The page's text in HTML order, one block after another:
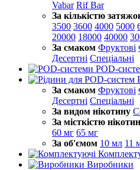
Vabar Rif Bar
За кількістю
3500 3600 4000 5000
20000 18000 40000
За смаком Фруктові
Десертні Спеціальні
POD-
За смаком Фруктові
Десертні Спеціальні
За видом нікотину
За місткістю
60 мг 65 мг
За об'ємом 10 мл 11
Виробники